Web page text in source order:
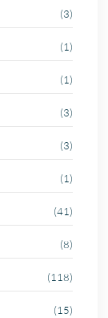
(3)
(1)
(1)
(3)
(3)
(1)
(41)
(8)
(118)
(15)